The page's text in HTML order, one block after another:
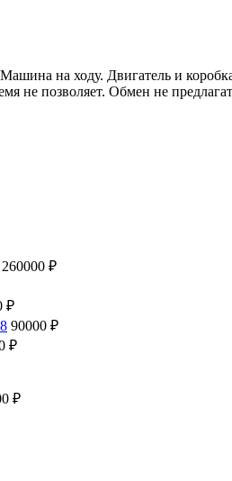
на ходу. Двигатель и
не позволяет. Обмен не
260000 ₽
₽
90000 ₽
₽
₽